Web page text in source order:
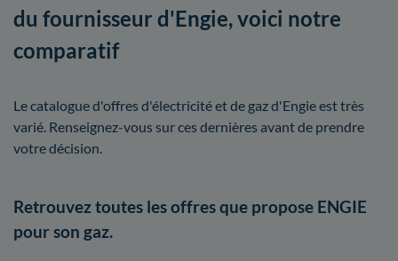
du fournisseur d'Engie, voici notre
comparatif
Le catalogue d'offres d'électricité et de gaz d'Engie est très
varié. Renseignez-vous sur ces dernières avant de prendre
votre décision.
Retrouvez toutes les offres que propose ENGIE
pour son gaz.